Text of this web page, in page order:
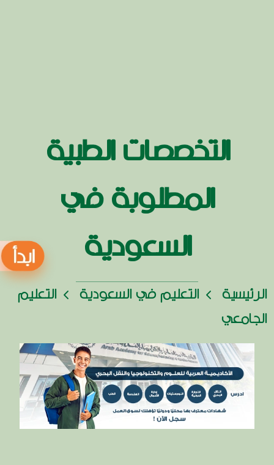
التخصصات الطبية
المطلوبة في
السعودية
الرئيسية التعليم في السعودية
التعليم
الجامعي